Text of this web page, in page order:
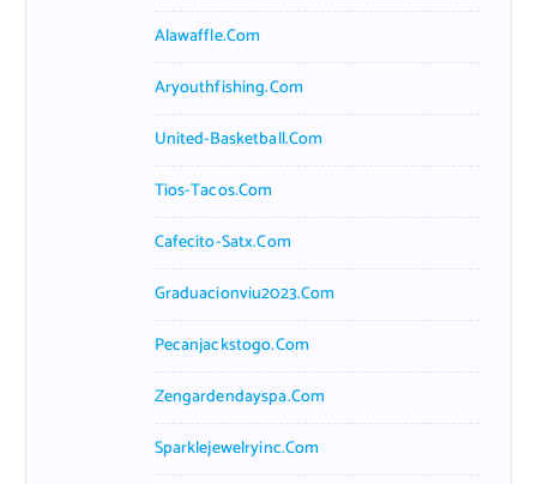
Alawaffle.com
Aryouthfishing.com
United-Basketball.com
Tios-Tacos.com
Cafecito-Satx.com
Graduacionviu2023.com
Pecanjackstogo.com
Zengardendayspa.com
Sparklejewelryinc.com